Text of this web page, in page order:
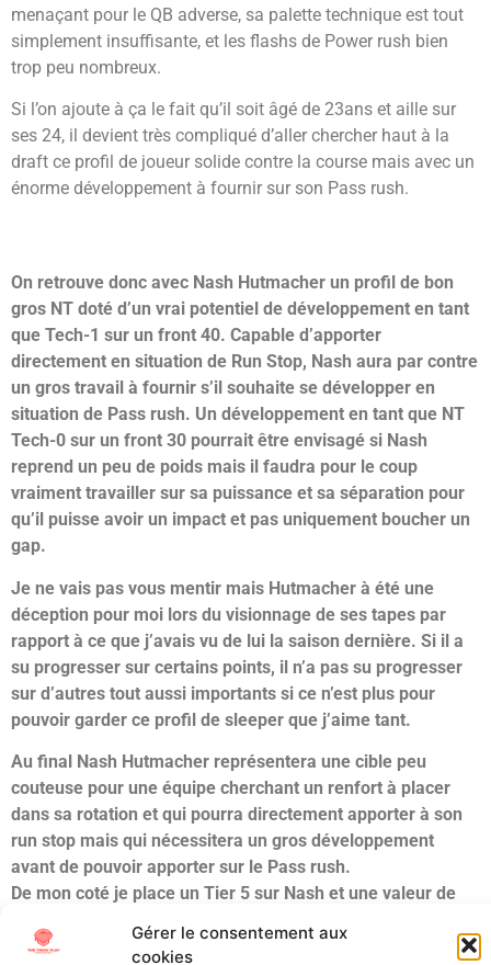
Gérer le consentement aux
cookies
menaçant pour le QB adverse, sa palette technique est tout
simplement insuffisante, et les flashs de Power rush bien
trop peu nombreux.
Si l’on ajoute à ça le fait qu’il soit âgé de 23ans et aille sur
ses 24, il devient très compliqué d’aller chercher haut à la
draft ce profil de joueur solide contre la course mais avec un
énorme développement à fournir sur son Pass rush.
On retrouve donc avec Nash Hutmacher un profil de bon
gros NT doté d’un vrai potentiel de développement en tant
que Tech-1 sur un front 40. Capable d’apporter
directement en situation de Run Stop, Nash aura par contre
un gros travail à fournir s’il souhaite se développer en
situation de Pass rush. Un développement en tant que NT
Tech-0 sur un front 30 pourrait être envisagé si Nash
reprend un peu de poids mais il faudra pour le coup
vraiment travailler sur sa puissance et sa séparation pour
qu’il puisse avoir un impact et pas uniquement boucher un
gap.
Je ne vais pas vous mentir mais Hutmacher à été une
déception pour moi lors du visionnage de ses tapes par
rapport à ce que j’avais vu de lui la saison dernière. Si il a
su progresser sur certains points, il n’a pas su progresser
sur d’autres tout aussi importants si ce n’est plus pour
pouvoir garder ce profil de sleeper que j’aime tant.
Au final Nash Hutmacher représentera une cible peu
couteuse pour une équipe cherchant un renfort à placer
dans sa rotation et qui pourra directement apporter à son
run stop mais qui nécessitera un gros développement
avant de pouvoir apporter sur le Pass rush.
De mon coté je place un Tier 5 sur Nash et une valeur de